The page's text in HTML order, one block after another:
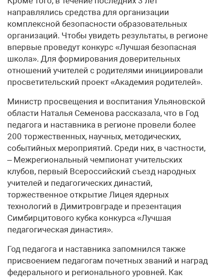
направлялись средства для организации
комплексной безопасности образовательных
организаций. Чтобы увидеть результаты, в регионе
впервые проведут конкурс «Лучшая безопасная
школа». Для формирования доверительных
отношений учителей с родителями инициировали
просветительский проект «Академия родителей».
Министр просвещения и воспитания Ульяновской
области Наталья Семенова рассказала, что в Год
педагога и наставника в регионе провели более
200 торжественных, научных, методических,
событийных мероприятий. Среди них, в частности,
– Межрегиональный чемпионат учительских
клубов, первый Всероссийский съезд народных
учителей и педагогических династий,
торжественное открытие Лицея ядерных
технологий в Димитровграде и презентация
Симбирцитового кубка конкурса «Лучшая
педагогическая династия».
Год педагога и наставника запомнился также
присвоением педагогам почетных званий и наград
федерального и регионального уровней. Как